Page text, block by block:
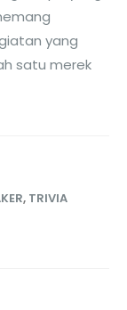
yang
satu merek
, TRIVIA